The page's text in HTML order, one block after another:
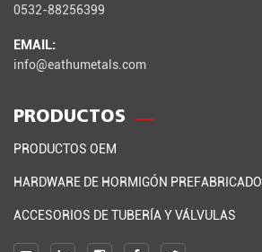
0532-88256399
EMAIL:
info@eathumetals.com
PRODUCTOS
PRODUCTOS OEM
HARDWARE DE HORMIGÓN PREFABRICADO
ACCESORIOS DE TUBERÍA Y VÁLVULAS